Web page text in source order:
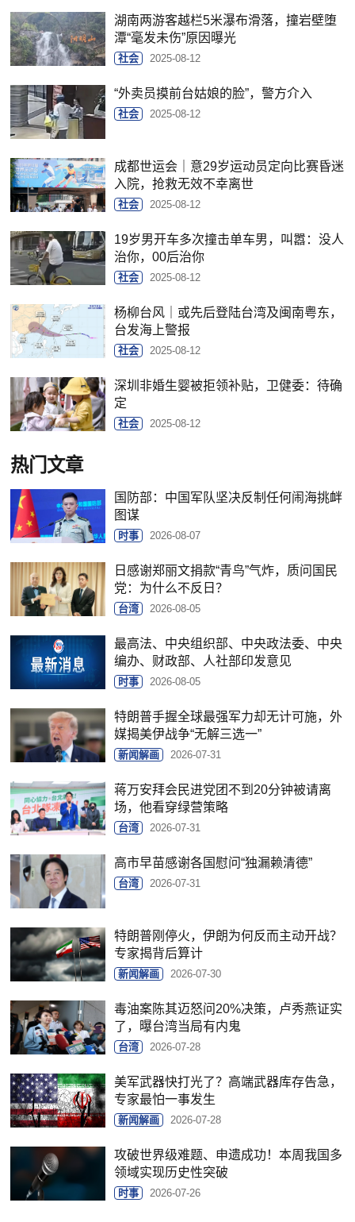
湖南两游客越栏5米瀑布滑落，撞岩壁堕
潭“毫发未伤”原因曝光
社会 2025-08-12
“外卖员摸前台姑娘的脸”，警方介入
社会 2025-08-12
成都世运会｜意29岁运动员定向比赛昏迷
入院，抢救无效不幸离世
社会 2025-08-12
19岁男开车多次撞击单车男，叫嚣：没人
治你，00后治你
社会 2025-08-12
杨柳台风｜或先后登陆台湾及闽南粤东，
台发海上警报
社会 2025-08-12
深圳非婚生婴被拒领补贴，卫健委：待确
定
社会 2025-08-12
热门文章
国防部：中国军队坚决反制任何闹海挑衅
图谋
时事 2026-08-07
日感谢郑丽文捐款“青鸟”气炸，质问国民
党：为什么不反日？
台湾 2026-08-05
最高法、中央组织部、中央政法委、中央
编办、财政部、人社部印发意见
时事 2026-08-05
特朗普手握全球最强军力却无计可施，外
媒揭美伊战争“无解三选一”
新闻解画 2026-07-31
蒋万安拜会民进党团不到20分钟被请离
场，他看穿绿营策略
台湾 2026-07-31
高市早苗感谢各国慰问“独漏赖清德”
台湾 2026-07-31
特朗普刚停火，伊朗为何反而主动开战？
专家揭背后算计
新闻解画 2026-07-30
毒油案陈其迈怒问20%决策，卢秀燕证实
了，曝台湾当局有内鬼
台湾 2026-07-28
美军武器快打光了？高端武器库存告急，
专家最怕一事发生
新闻解画 2026-07-28
攻破世界级难题、申遗成功！本周我国多
领域实现历史性突破
时事 2026-07-26